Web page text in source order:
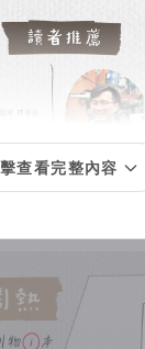
查看完整內容